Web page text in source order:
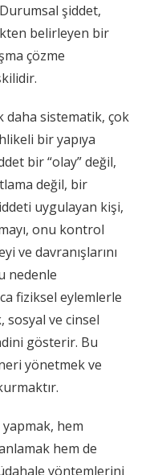
şiddet,
belirleyen bir
çözme
daha sistematik, çok
bir yapıya
bir “olay” değil,
değil, bir
uygulayan kişi,
onu kontrol
ve davranışlarını
nedenle
fiziksel eylemlerle
ve cinsel
gösterir. Bu
yönetmek ve
yapmak, hem
hem de
yöntemlerini